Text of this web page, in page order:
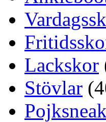
Lackskor
Stövlar